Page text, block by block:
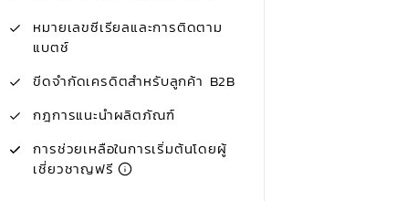
หมายเลขซีเรียลและการติดตาม
แบตช์
ขีดจำกัดเครดิตสำหรับลูกค้า B2B
กฎการแนะนำผลิตภัณฑ์
การช่วยเหลือในการเริ่มต้นโดยผู้
เชี่ยวชาญฟรี